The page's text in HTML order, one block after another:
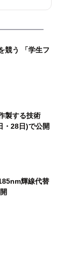
競う 「学生フ
製する技術
・28日)で公開
輝線代替